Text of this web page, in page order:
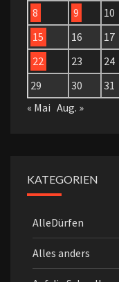
8
9 10
15
16 17
22
23 24
29
30
31
« Mai Aug. »
KATEGORIEN
AlleDürfen
Alles anders